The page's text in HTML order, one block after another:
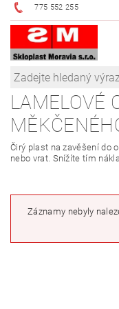
775 552 255
LAMELOVÉ
Čirý plast na zavěšení do
nebo vrat. Snížíte tím
Záznamy nebyly